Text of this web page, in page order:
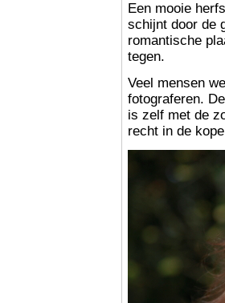
Een mooie
schijnt door de
romantische
tegen.
Veel mensen
fotograferen.
is zelf met de
recht in de